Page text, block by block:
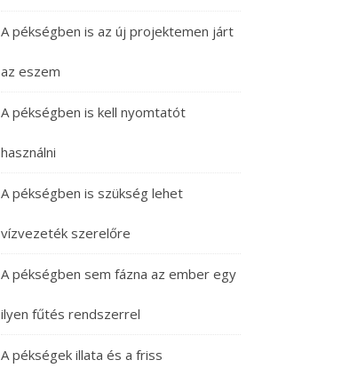
A pékségben is az új projektemen járt
az eszem
A pékségben is kell nyomtatót
használni
A pékségben is szükség lehet
vízvezeték szerelőre
A pékségben sem fázna az ember egy
ilyen fűtés rendszerrel
A pékségek illata és a friss